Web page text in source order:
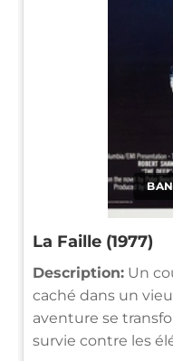
La Faille (1977)
Description: Un
caché dans un
aventure se
survie contre les